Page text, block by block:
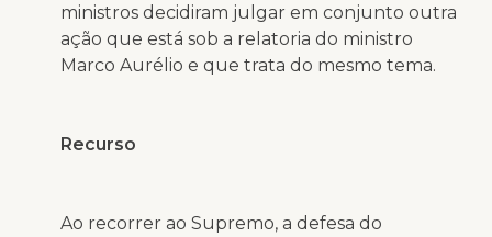
ministros decidiram julgar em conjunto outra
ação que está sob a relatoria do ministro
Marco Aurélio e que trata do mesmo tema.
Recurso
Ao recorrer ao Supremo, a defesa do